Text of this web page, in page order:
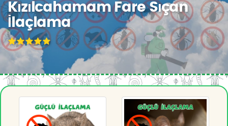
Kızılcahamam Fare Sıçan
İlaçlama